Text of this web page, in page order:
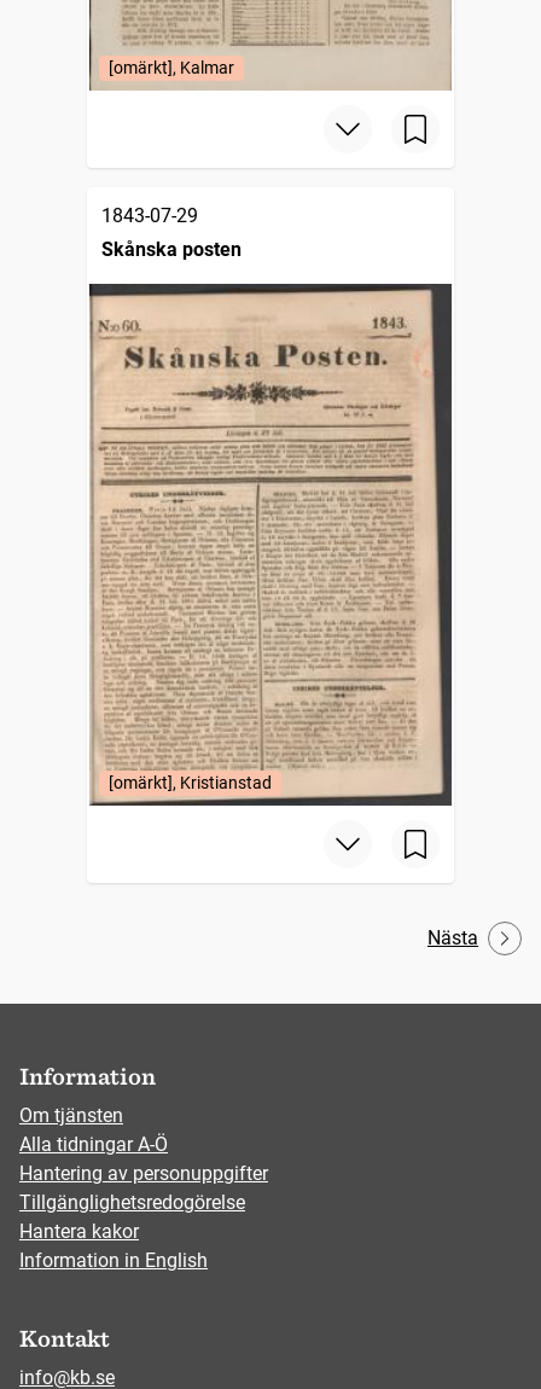
[omärkt], Kalmar
1843-07-29
Skånska posten
[omärkt], Kristianstad
Nästa
Information
Om tjänsten
Alla tidningar A-Ö
Hantering av personuppgifter
Tillgänglighetsredogörelse
Hantera kakor
Information in English
Kontakt
info@kb.se